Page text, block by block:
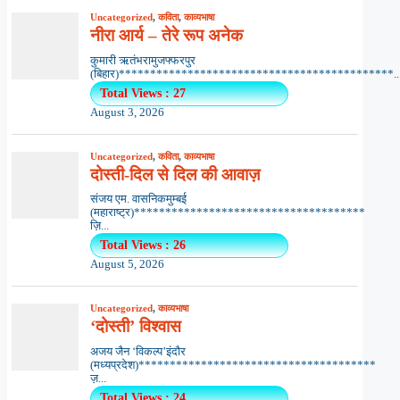
Uncategorized,कविता,काव्यभाषा
नीरा आर्य – तेरे रूप अनेक
कुमारी ऋतंभरामुजफ्फरपुर
Total Views : 27
August 3, 2026
Uncategorized,कविता,काव्यभाषा
दोस्ती-दिल से दिल की आवाज़
संजय एम. वासनिकमुम्बई
(महाराष्ट्र)*************************************
ज़ि...
Total Views : 26
August 5, 2026
Uncategorized,काव्यभाषा
‘दोस्ती’ विश्वास
अजय जैन ‘विकल्प’इंदौर
(मध्यप्रदेश)**************************************
ज़...